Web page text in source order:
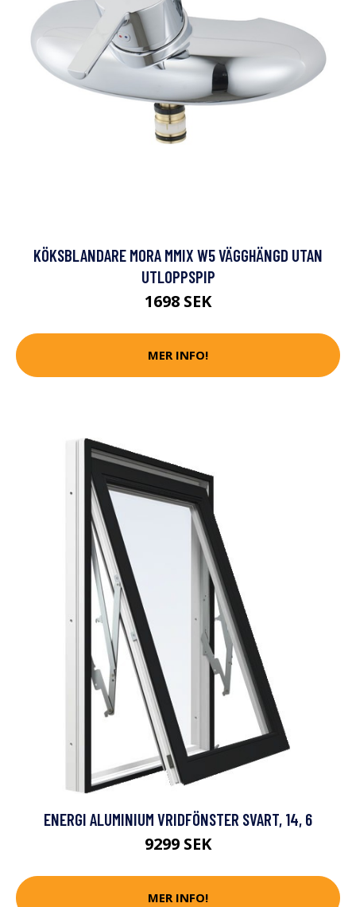
KÖKSBLANDARE MORA MMIX W5 VÄGGHÄNGD UTAN
UTLOPPSPIP
1698 SEK
MER INFO!
ENERGI ALUMINIUM VRIDFÖNSTER SVART, 14, 6
9299 SEK
MER INFO!